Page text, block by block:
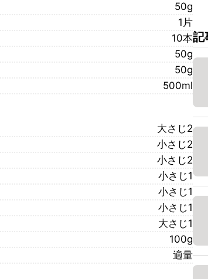
50g
1片
10本
50g
50g
500ml
大さじ2
小さじ2
小さじ2
小さじ1
小さじ1
小さじ1
大さじ1
100g
適量
記